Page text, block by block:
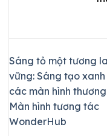
Sáng tỏ một tương
vững: Sáng tạo
các màn hình
Màn hình tương tác
WonderHub